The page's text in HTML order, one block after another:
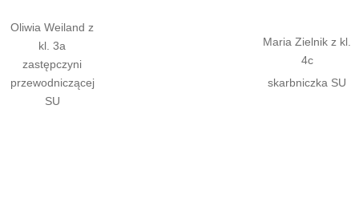
Oliwia Weiland z
kl. 3a
zastępczyni
przewodniczącej
SU
Maria Zielnik z kl.
4c
skarbniczka SU